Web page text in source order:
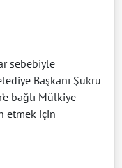
sebebiyle
Başkanı Şükrü
bağlı Mülkiye
etmek için